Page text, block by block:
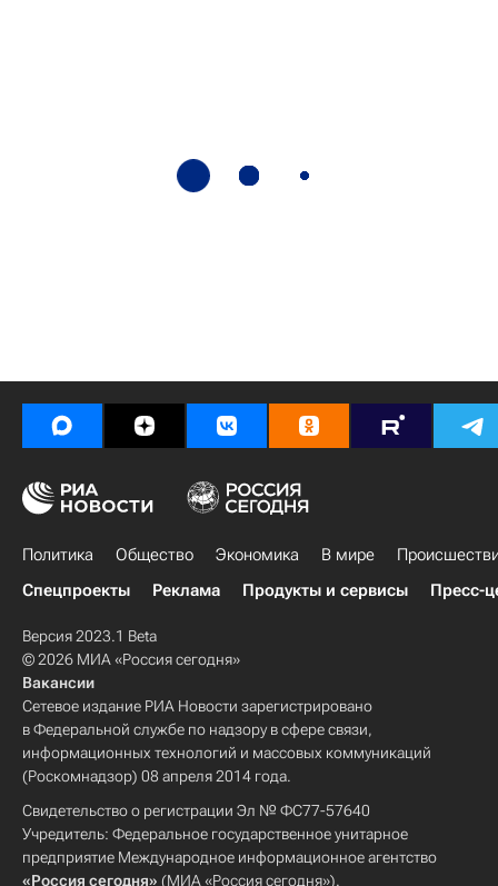
Политика Общество Экономика В мире
Спецпроекты
Реклама Продукты и сервисы Пресс-
Версия 2023.1 Beta
© 2026 МИА «Россия сегодня»
Вакансии
Сетевое издание РИА Новости зарегистрировано
в Федеральной службе по надзору в сфере связи,
информационных технологий и массовых коммуникаций
(Роскомнадзор) 08 апреля 2014 года.
Свидетельство о регистрации Эл № ФС77-57640
Учредитель: Федеральное государственное унитарное
предприятие Международное информационное агентство
«Россия сегодня» (МИА «Россия сегодня»).